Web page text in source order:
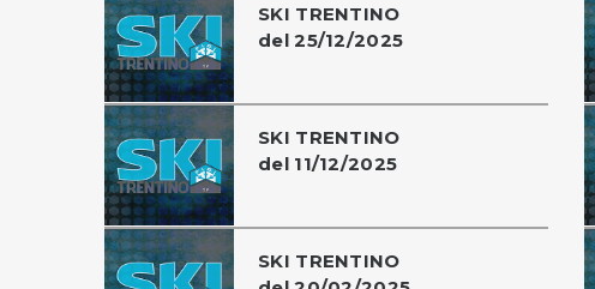
SKI TRENTINO
del 25/12/2025
SKI TRENTINO
del 11/12/2025
SKI TRENTINO